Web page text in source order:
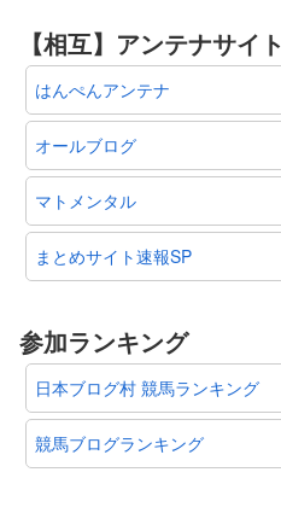
【相互】アンテナサイト
はんぺんアンテナ
オールブログ
マトメンタル
まとめサイト速報SP
参加ランキング
日本ブログ村 競馬ランキング
競馬ブログランキング